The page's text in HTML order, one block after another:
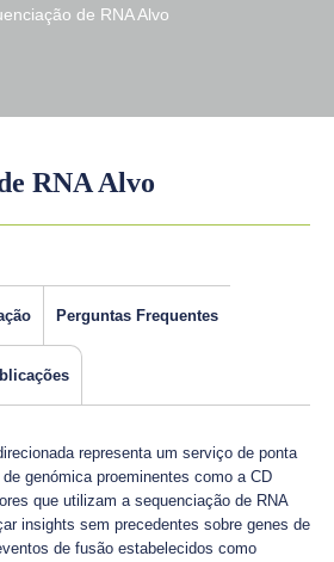
de RNA Alvo
RNA Alvo
Perguntas Frequentes
representa um serviço de ponta
genómica proeminentes como a CD
que utilizam a sequenciação de RNA
insights sem precedentes sobre genes de
de fusão estabelecidos como